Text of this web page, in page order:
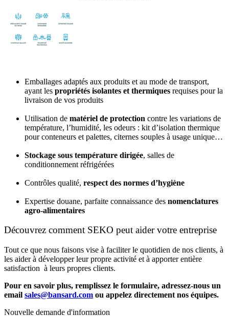
Emballages adaptés aux produits et au mode de transport,
ayant les propriétés isolantes et thermiques requises pour la
livraison de vos produits
Utilisation de matériel de protection contre les variations de
température, l’humidité, les odeurs : kit d’isolation thermique
pour conteneurs et palettes, citernes souples à usage unique…
Stockage sous température dirigée, salles de
conditionnement réfrigérées
Contrôles qualité, respect des normes d’hygiène
Expertise douane, parfaite connaissance des nomenclatures
agro-alimentaires
Découvrez comment SEKO peut aider votre entreprise
Tout ce que nous faisons vise à faciliter le quotidien de nos clients, à
les aider à développer leur propre activité et à apporter entière
satisfaction à leurs propres clients.
Pour en savoir plus, remplissez le formulaire, adressez-nous un
email sales@bansard.com ou appelez directement nos équipes.
Nouvelle demande d'information